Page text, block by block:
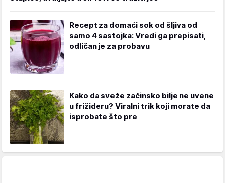
Recept za domaći sok od šljiva od
samo 4 sastojka: Vredi ga prepisati,
odličan je za probavu
Kako da sveže začinsko bilje ne uvene
u frižideru? Viralni trik koji morate da
isprobate što pre